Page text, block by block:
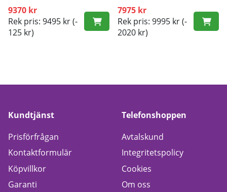
9370 kr
Rek pris: 9495 kr(-
125 kr)
7975 kr
Rek pris: 9995 kr(-
2020 kr)
Kundtjänst
Prisförfrågan
Kontaktformulär
Köpvillkor
Garanti
Telefonshoppen
Avtalskund
Integritetspolicy
Cookies
Om oss